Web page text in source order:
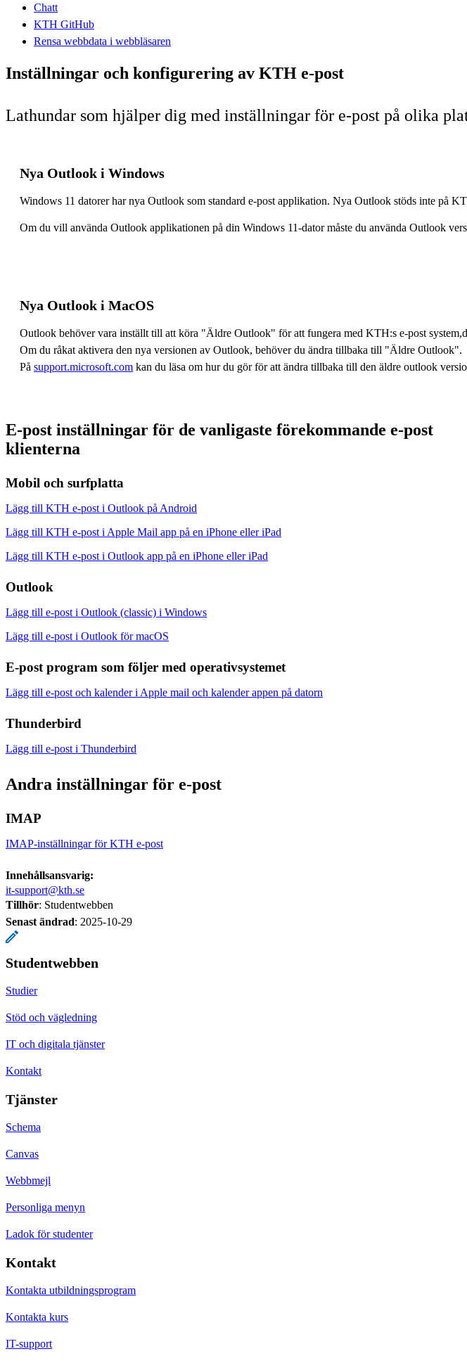
Chatt
KTH GitHub
Rensa webbdata i webbläsaren
Inställningar och konfigurering av KTH e-post
Lathundar som hjälper dig med inställningar för e-post på olika
Nya Outlook i Windows
Windows 11 datorer har nya Outlook som standard e-post applikation. Nya Outlook stöds inte på
Om du vill använda Outlook applikationen på din Windows 11-dator måste du använda Outlook
Nya Outlook i MacOS
Outlook behöver vara inställt till att köra "Äldre Outlook" för att fungera med KTH:s e-post
Om du råkat aktivera den nya versionen av Outlook, behöver du ändra tillbaka till "Äldre Outlook".
På support.microsoft.com kan du läsa om hur du gör för att ändra tillbaka till den äldre outlook
E-post inställningar för de vanligaste förekommande e-post
klienterna
Mobil och surfplatta
Lägg till KTH e-post i Outlook på Android
Lägg till KTH e-post i Apple Mail app på en iPhone eller iPad
Lägg till KTH e-post i Outlook app på en iPhone eller iPad
Outlook
Lägg till e-post i Outlook (classic) i Windows
Lägg till e-post i Outlook för macOS
E-post program som följer med operativsystemet
Lägg till e-post och kalender i Apple mail och kalender appen på datorn
Thunderbird
Lägg till e-post i Thunderbird
Andra inställningar för e-post
IMAP
IMAP-inställningar för KTH e-post
Innehållsansvarig:
it-support@kth.se
Tillhör: Studentwebben
Senast ändrad: 2025-10-29
Studentwebben
Studier
Stöd och vägledning
IT och digitala tjänster
Kontakt
Tjänster
Schema
Canvas
Webbmejl
Personliga menyn
Ladok för studenter
Kontakt
Kontakta utbildningsprogram
Kontakta kurs
IT-support